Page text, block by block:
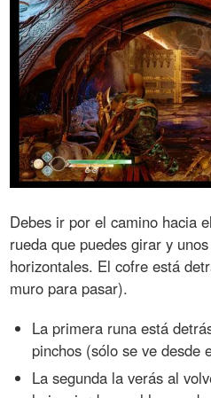
Debes ir por el camino hacia
rueda que puedes girar y
horizontales. El cofre está
muro para pasar).
La primera runa está
pinchos (sólo se ve desde
La segunda la verás al